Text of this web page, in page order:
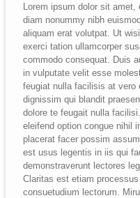
Lorem ipsum dolor sit
diam nonummy nibh
aliquam erat volutpat. Ut
exerci tation ullamcorper
commodo consequat. Duis
in vulputate velit esse
feugiat nulla facilisis at vero
dignissim qui blandit
dolore te feugait nulla
eleifend option congue nihil
placerat facer possim
est usus legentis in iis qui
demonstraverunt lectores
Claritas est etiam
consuetudium lectorum.